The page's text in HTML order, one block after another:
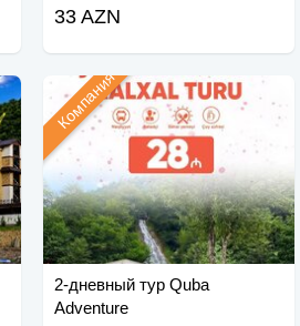
33 AZN
2-дневный тур Quba
Adventure
Компания